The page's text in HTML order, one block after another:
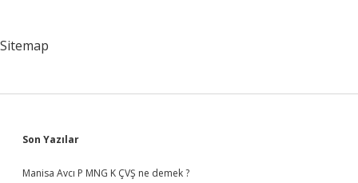
Sitemap
Sidebar
Son Yazılar
Manisa Avcı P MNG K ÇVŞ ne demek ?